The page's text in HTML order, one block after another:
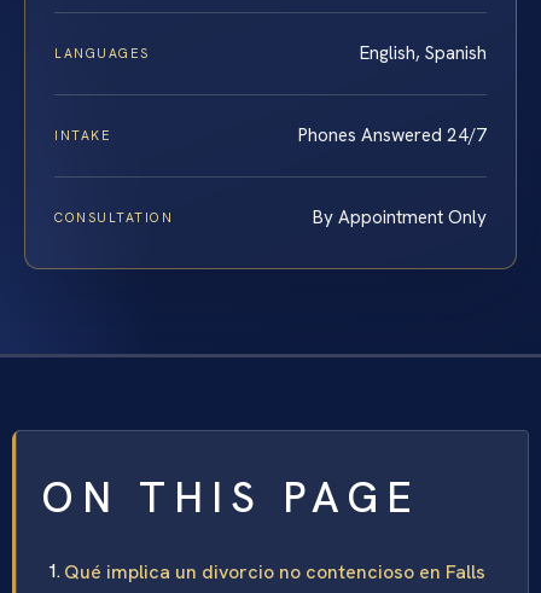
LANGUAGES English, Spanish
INTAKE Phones Answered 24/7
CONSULTATION By Appointment Only
ON THIS PAGE
Qué implica un divorcio no contencioso en Falls